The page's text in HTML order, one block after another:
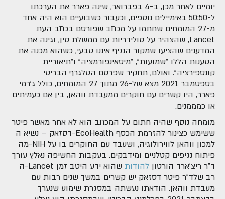
יומיים לאחר מכן, ב-4 בפברואר, שינה פארר את הערכתו
ל-50:50 באימיילים נוספים, וכעבור כשבועיים הוא היה אחד
מ-27 המומחים שחתמו על מכתב שפורסם בכתב העת
Lancet, שהצהיר על סולידריות עם ממשלת סין, וגינה את
המדענים שהציעו שמקור הנגיף איננו טבעי, כשהוא מכנה את
הטענות הללו "שמועות", "מיסאינפורמציה" ו"תיאוריית
קונספירציה". ואולם, תחקיר שפרסם הטלגרף הבריטי
בספטמבר 2021 מצא של-26 מתוך 27 המומחים, כולל ג'רמי
פארר, היו קשרים עם חוקרים ממעבדת ווהאן, בין אם כעמיתים
או כמממנים.
מומחה נוסף שהיה חתום על המכתב הוא לא אחר מאשר פיטר
דסזאק – נשיא ה-EcoHealth ששימש כצינור להזרמת הכסף
מה-NIH למכון ווהאן לווירולוגיה, ושעבד עם החוקרים בו על
פיתוח נגיפים קטלניים ומידבקים. בעקבות החשיפה נאלץ עורך
ה-Lancet ד"ר ריצ'ארד הורטון להודות שהוא ידע היטב זמן
רב שלד"ר פיטר דסזאק יש קשרים במשך שנים רבות עם
מעבדת ווהאן. הודאתו נעשתה במסגרת שימוע שנערך